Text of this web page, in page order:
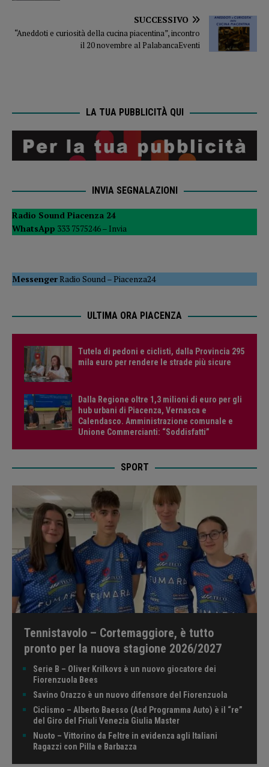
SUCCESSIVO
“Aneddoti e curiosità della cucina piacentina”, incontro
il 20 novembre al PalabancaEventi
LA TUA PUBBLICITÀ QUI
INVIA SEGNALAZIONI
Radio Sound Piacenza 24
WhatsApp 333 7575246 – Invia
MessengerRadio Sound–Piacenza24
ULTIMA ORA PIACENZA
Tutela di pedoni e ciclisti, dalla Provincia 295
mila euro per rendere le strade più sicure
Dalla Regione oltre 1,3 milioni di euro per gli
hub urbani di Piacenza, Vernasca e
Calendasco. Amministrazione comunale e
Unione Commercianti: “Soddisfatti”
SPORT
Tennistavolo – Cortemaggiore, è tutto
pronto per la nuova stagione 2026/2027
Serie B – Oliver Krilkovs è un nuovo giocatore dei
Fiorenzuola Bees
Savino Orazzo è un nuovo difensore del Fiorenzuola
Ciclismo – Alberto Baesso (Asd Programma Auto) è il “re”
del Giro del Friuli Venezia Giulia Master
Nuoto – Vittorino da Feltre in evidenza agli Italiani
Ragazzi con Pilla e Barbazza